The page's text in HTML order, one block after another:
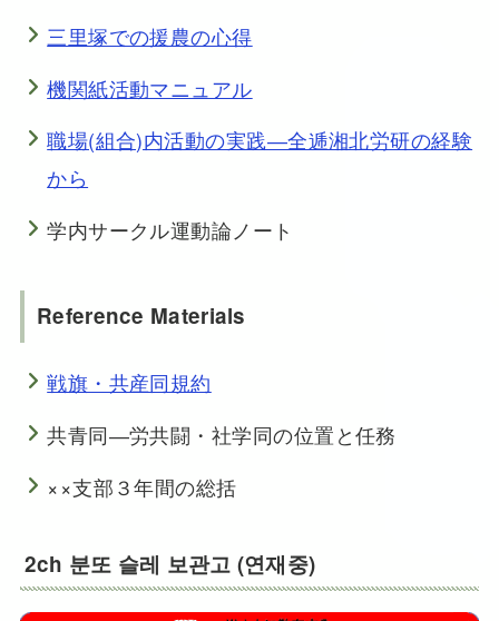
三里塚での援農の心得
機関紙活動マニュアル
職場(組合)内活動の実践―全逓湘北労研の経験
から
学内サークル運動論ノート
Reference Materials
戦旗・共産同規約
共青同―労共闘・社学同の位置と任務
××支部３年間の総括
2ch 분또 슬레 보관고 (연재중)